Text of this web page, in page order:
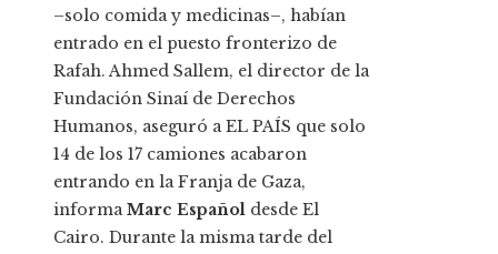
–solo comida y medicinas–, habían
entrado en el puesto fronterizo de
Rafah. Ahmed Sallem, el director de la
Fundación Sinaí de Derechos
Humanos, aseguró a EL PAÍS que solo
14 de los 17 camiones acabaron
entrando en la Franja de Gaza,
informaMarc Español desde El
Cairo. Durante la misma tarde del